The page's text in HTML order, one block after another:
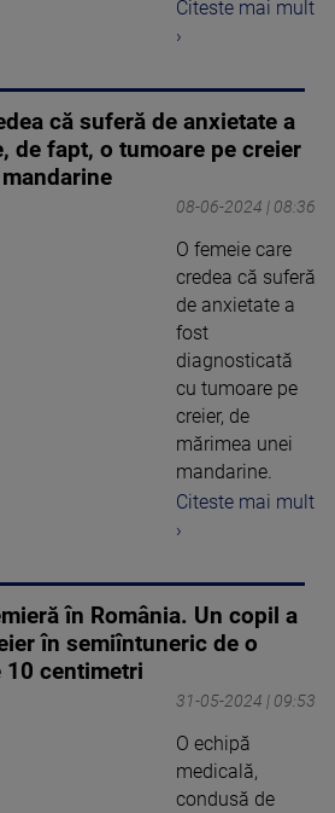
Citeste mai mult
›
că suferă de anxietate a
de fapt, o tumoare pe creier
08-06-2024 | 08:36
O femeie care
credea că suferă
de anxietate a
fost
diagnosticată
cu tumoare pe
creier, de
mărimea unei
mandarine.
Citeste mai mult
›
în România. Un copil a
în semiîntuneric de o
10 centimetri
31-05-2024 | 09:53
O echipă
medicală,
condusă de